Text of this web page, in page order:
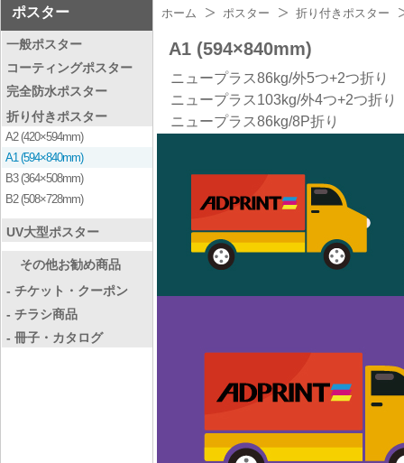
ポスター
一般ポスター
コーティングポスター
完全防水ポスター
折り付きポスター
A2 (420×594mm)
A1 (594×840mm)
B3 (364×508mm)
B2 (508×728mm)
UV大型ポスター
その他お勧め商品
- チケット・クーポン
- チラシ商品
- 冊子・カタログ
ホーム ポスター 折り付きポスター
A1 (594×840mm)
ニュープラス86kg/外5つ+2つ折り
ニュープラス103kg/外4つ+2つ折り
ニュープラス86kg/8P折り